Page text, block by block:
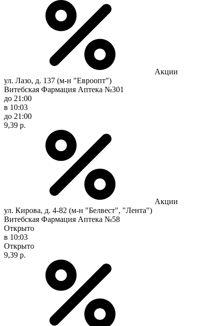
Акции
ул. Лазо, д. 137 (м-н "Евроопт")
Витебская Фармация Аптека №301
до 21:00
в 10:03
до 21:00
9,39 р.
Акции
ул. Кирова, д. 4-82 (м-н "Белвест", "Лента")
Витебская Фармация Аптека №58
Открыто
в 10:03
Открыто
9,39 р.